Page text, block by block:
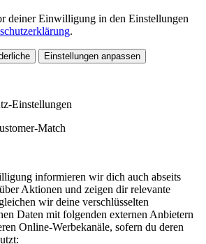
deiner Einwilligung in den Einstellungen
.
Einstellungen anpassen
Einstellungen
Match
informieren wir dich auch abseits
Aktionen und zeigen dir relevante
wir deine verschlüsselten
Daten mit folgenden externen Anbietern
Online-Werbekanäle, sofern du deren